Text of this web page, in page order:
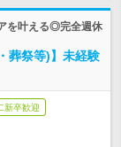
を叶える◎完全週休
葬祭等)】未経験
新卒歓迎